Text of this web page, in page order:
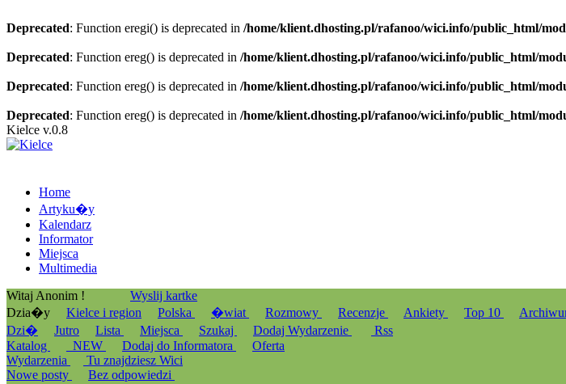
Deprecated: Function eregi() is deprecated in /home/klient.dhosting.pl/rafanoo/wici.info/public_html/
Deprecated: Function ereg() is deprecated in /home/klient.dhosting.pl/rafanoo/wici.info/public_html/
Deprecated: Function ereg() is deprecated in /home/klient.dhosting.pl/rafanoo/wici.info/public_html/
Deprecated: Function ereg() is deprecated in /home/klient.dhosting.pl/rafanoo/wici.info/public_html/
Kielce v.0.8
Home
Artyku�y
Kalendarz
Informator
Miejsca
Multimedia
Witaj Anonim !
Wyslij kartke
Dzia�y
Kielce i region Polska �wiat Rozmowy Recenzje Ankiety Top 10
Dzi�
Jutro Lista Miejsca Szukaj Dodaj Wydarzenie
Rss
Katalog
_NEW Dodaj do Informatora
Oferta
Wydarzenia
Tu znajdziesz Wici
Nowe posty
Bez odpowiedzi